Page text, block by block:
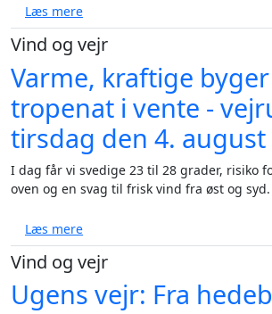
Læs mereom Varm dag med
Vind og vejr
Varme, kraftige
tropenat i vente -
tirsdag den 4. august
I dag får vi svedige 23 til 28 grader, risiko
oven og en svag til frisk vind fra øst og syd.
Læs mereom Varme, kraftige byger og
Vind og vejr
Ugens vejr: Fra